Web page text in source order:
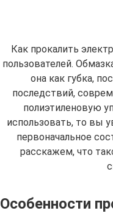
Как прокалить
пользователей.
она как губка,
последствий,
полиэтиленовую
использовать, то вы
первоначальное
расскажем, что
Особенности